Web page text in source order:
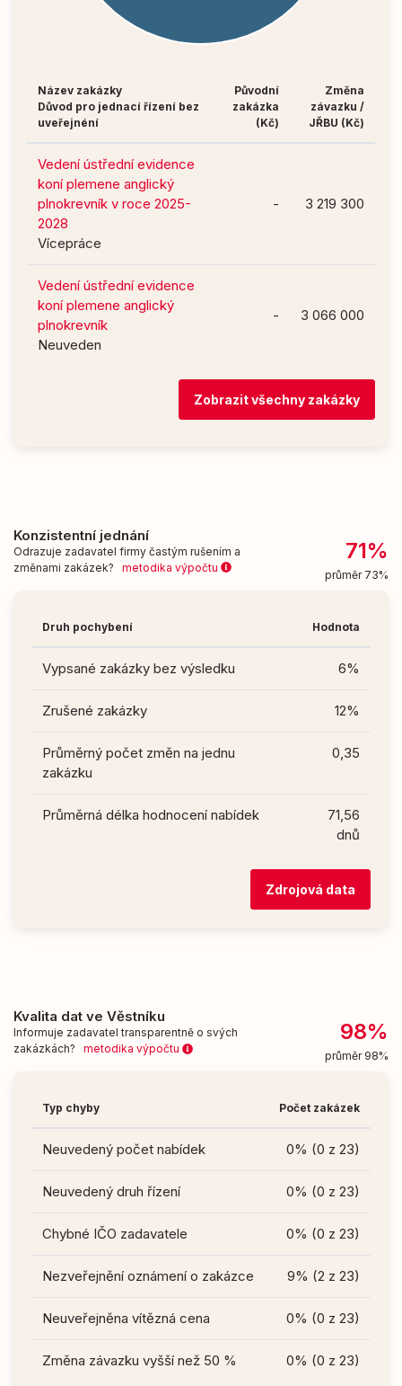
Název zakázky
Důvod pro jednací řízení bez
uveřejnéní
Původní
zakázka
(Kč)
Změna
závazku /
JŘBU (Kč)
Vedení ústřední evidence
koní plemene anglický
plnokrevník v roce 2025-
2028
Vícepráce
- 3 219 300
Vedení ústřední evidence
koní plemene anglický
plnokrevník
Neuveden
- 3 066 000
Zobrazit všechny zakázky
Konzistentní jednání
Odrazuje zadavatel firmy častým rušením a
změnami zakázek? metodika výpočtu
71%
průměr 73%
Druh pochybení Hodnota
Vypsané zakázky bez výsledku 6%
Zrušené zakázky 12%
Průměrný počet změn na jednu
zakázku
0,35
Průměrná délka hodnocení nabídek
71,56
dnů
Zdrojová data
Kvalita dat ve Věstníku
Informuje zadavatel transparentně o svých
zakázkách? metodika výpočtu
98%
průměr 98%
Typ chyby Počet zakázek
Neuvedený počet nabídek 0% (0 z 23)
Neuvedený druh řízení 0% (0 z 23)
Chybné IČO zadavatele 0% (0 z 23)
Nezveřejnění oznámení o zakázce 9% (2 z 23)
Neuveřejněna vítězná cena 0% (0 z 23)
Změna závazku vyšší než 50 % 0% (0 z 23)